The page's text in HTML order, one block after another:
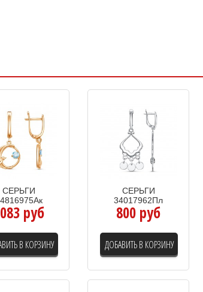
СЕРЬГИ
руб
В КОРЗИНУ
СЕРЬГИ
34017962Пл
800 руб
ДОБАВИТЬ В КОРЗИНУ